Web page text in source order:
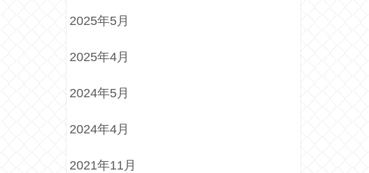
2025年5月
2025年4月
2024年5月
2024年4月
2021年11月